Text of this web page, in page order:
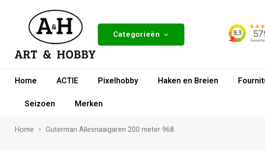
Categorieën
Home ACTIE Pixelhobby Haken en Breien
Seizoen
Merken
Home Guterman Allesnaaigaren 200 meter 968